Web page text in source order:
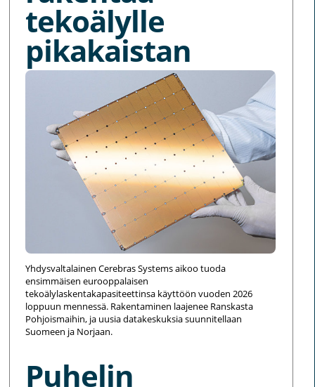
tekoälylle
pikakaistan
Yhdysvaltalainen Cerebras Systems aikoo tuoda
ensimmäisen eurooppalaisen
tekoälylaskentakapasiteettinsa käyttöön vuoden 2026
loppuun mennessä. Rakentaminen laajenee Ranskasta
Pohjoismaihin, ja uusia datakeskuksia suunnitellaan
Suomeen ja Norjaan.
Puhelin